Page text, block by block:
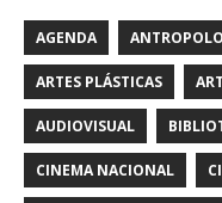
AGENDA
ARTES PLÁSTICAS
AUDIOVISUAL
CINEMA NACIONAL